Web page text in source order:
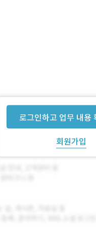
로그인하고 업무 내용
회원가입